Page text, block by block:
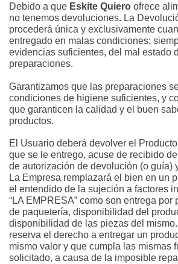
Debido a que Eskite Quiero ofrece
no tenemos devoluciones. La
procederá única y exclusivamente
entregado en malas condiciones;
evidencias suficientes, del mal estado
preparaciones.
Garantizamos que las preparaciones
condiciones de higiene suficientes, y
que garanticen la calidad y el buen
productos.
El Usuario deberá devolver el
que se le entrego, acuse de recibido
de autorización de devolución (o guía)
La Empresa remplazará el bien en un
el entendido de la sujeción a factores
“LA EMPRESA” como son entrega por
de paquetería, disponibilidad del
disponibilidad de las piezas del
reserva el derecho a entregar un
mismo valor y que cumpla las mismas
solicitado, a causa de la imposible